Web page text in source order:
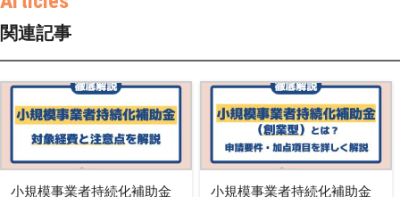
関連記事
小規模事業者持続化補助金
小規模事業者持続化補助金